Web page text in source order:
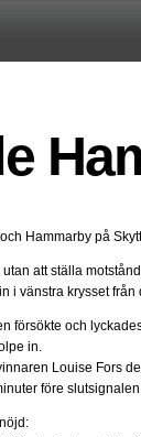
Hammarby på
utan att ställa
i vänstra krysset från
försökte och
in.
Louise Fors
före